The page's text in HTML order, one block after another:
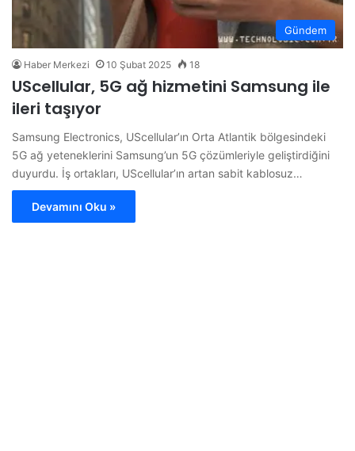
Gündem
Haber Merkezi 10 Şubat 2025 18
UScellular, 5G ağ hizmetini Samsung ile
ileri taşıyor
Samsung Electronics, UScellular’ın Orta Atlantik bölgesindeki
5G ağ yeteneklerini Samsung’un 5G çözümleriyle geliştirdiğini
duyurdu. İş ortakları, UScellular’ın artan sabit kablosuz…
Devamını Oku »